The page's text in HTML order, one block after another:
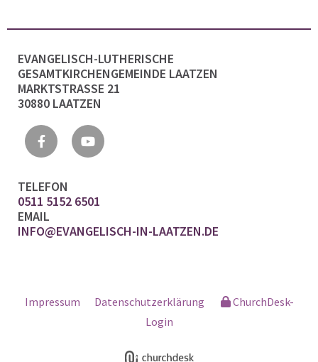
EVANGELISCH-LUTHERISCHE
GESAMTKIRCHENGEMEINDE LAATZEN
MARKTSTRASSE 21
30880 LAATZEN
TELEFON
0511 5152 6501
EMAIL
INFO@EVANGELISCH-IN-LAATZEN.DE
Impressum Datenschutzerklärung
ChurchDesk-
Login